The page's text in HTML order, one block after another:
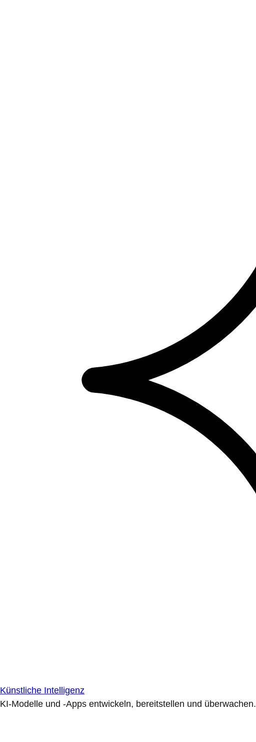
Künstliche Intelligenz
KI-Modelle und -Apps entwickeln, bereitstellen und überwachen.